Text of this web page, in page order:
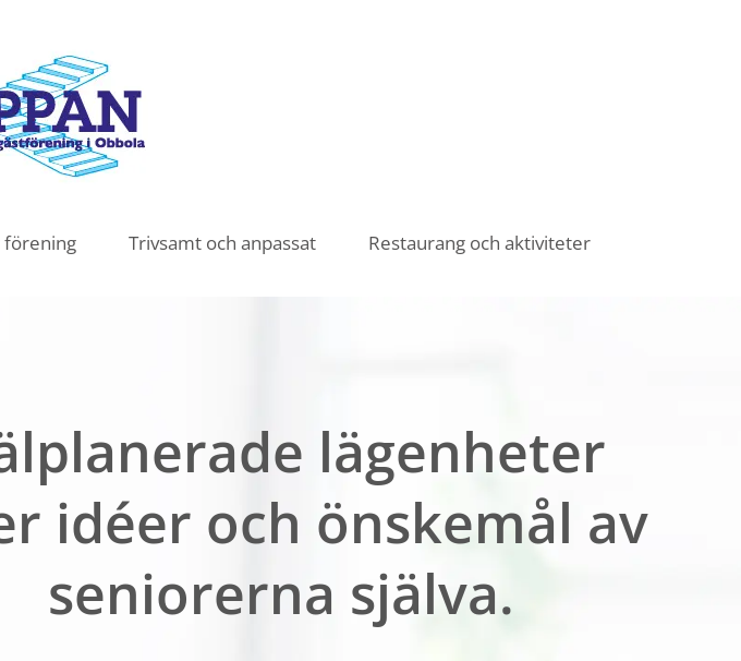
förening Trivsamt och anpassat Restaurang och aktiviteter
lägenheter
idéer och önskemål av
seniorerna själva.